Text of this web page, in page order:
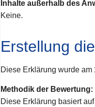
Inhalte außerhalb des
Keine.
Erstellung
Diese Erklärung wurde am
Methodik der Bewertung:
Diese Erklärung basiert